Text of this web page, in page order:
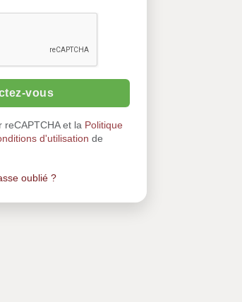
vous
et la Politique
d'utilisation de
oublié ?